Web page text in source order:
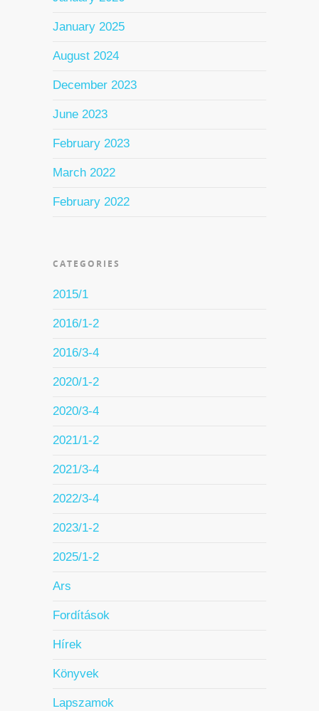
January 2025
August 2024
December 2023
June 2023
February 2023
March 2022
February 2022
CATEGORIES
2015/1
2016/1-2
2016/3-4
2020/1-2
2020/3-4
2021/1-2
2021/3-4
2022/3-4
2023/1-2
2025/1-2
Ars
Fordítások
Hírek
Könyvek
Lapszamok